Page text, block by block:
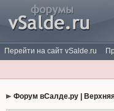
Перейти на сайт vSalde.ru
Форум вСалде.ру |